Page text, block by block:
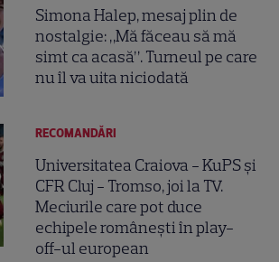
Simona Halep, mesaj plin de
nostalgie: „Mă făceau să mă
simt ca acasă”. Turneul pe care
nu îl va uita niciodată
RECOMANDĂRI
Universitatea Craiova - KuPS și
CFR Cluj - Tromso, joi la TV.
Meciurile care pot duce
echipele românești în play-
off-ul european